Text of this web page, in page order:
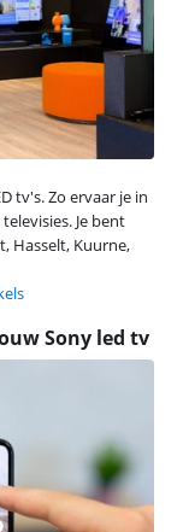
tv's. Zo ervaar je in
Je bent
Hasselt, Kuurne,
Sony led tv